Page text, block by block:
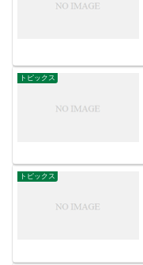
トピックス
トピックス